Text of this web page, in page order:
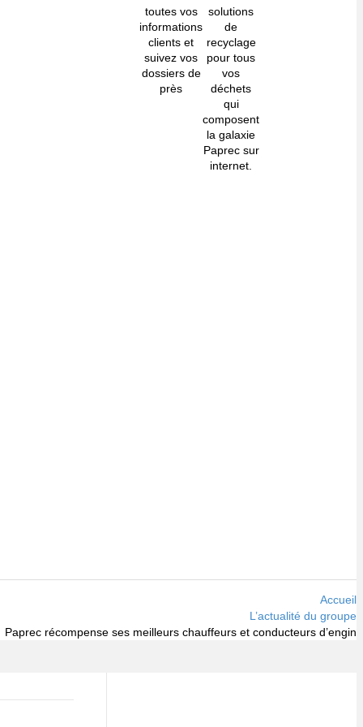
toutes vos
informations
clients et
suivez vos
dossiers de
près
solutions
de
recyclage
pour tous
vos
déchets
qui
composent
la galaxie
Paprec sur
internet.
Accueil
L’actualité du groupe
Paprec récompense ses meilleurs chauffeurs et conducteurs d’engin